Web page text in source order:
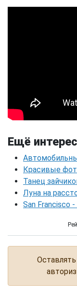
Ещё
Красивые
Танец
Луна на
San Francisco